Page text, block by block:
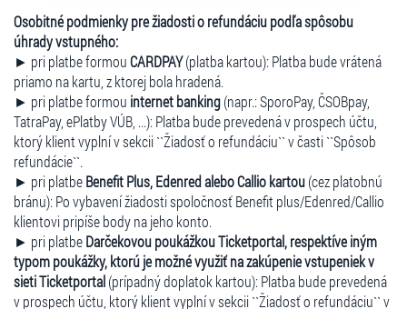
Osobitné podmienky pre žiadosti o refundáciu podľa spôsobu
úhrady vstupného:
► pri platbe formouCARDPAY(platba kartou): Platba bude vrátená
priamo na kartu, z ktorej bola hradená.
► pri platbe formou internet banking(napr.: SporoPay, ČSOBpay,
TatraPay, ePlatby VÚB, ...): Platba bude prevedená v prospech účtu,
ktorý klient vyplní v sekcii ``Žiadosť o refundáciu`` v časti ``Spôsob
refundácie``.
► pri platbeBenefit Plus, Edenred alebo Callio kartou(cez platobnú
bránu): Po vybavení žiadosti spoločnosť Benefit plus/Edenred/Callio
klientovi pripíše body na jeho konto.
► pri platbeDarčekovou poukážkou Ticketportal, respektíve iným
typom poukážky, ktorú je možné využiť na zakúpenie vstupeniek v
sieti Ticketportal(prípadný doplatok kartou): Platba bude prevedená
v prospech účtu, ktorý klient vyplní v sekcii ``Žiadosť o refundáciu`` v